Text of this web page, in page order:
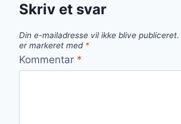
Skriv et svar
Din e-mailadresse vil ikke blive publiceret.
er markeret med *
Kommentar *